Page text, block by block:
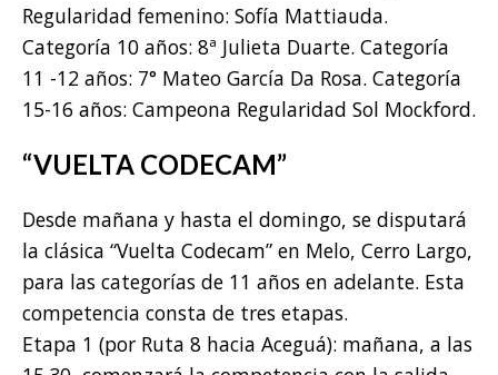
Regularidad femenino: Sofía Mattiauda.
Categoría 10 años: 8ª Julieta Duarte. Categoría
11 -12 años: 7° Mateo García Da Rosa. Categoría
15-16 años: Campeona Regularidad Sol Mockford.
“VUELTA CODECAM”
Desde mañana y hasta el domingo, se disputará
la clásica “Vuelta Codecam” en Melo, Cerro Largo,
para las categorías de 11 años en adelante. Esta
competencia consta de tres etapas.
Etapa 1 (por Ruta 8 hacia Aceguá): mañana, a las